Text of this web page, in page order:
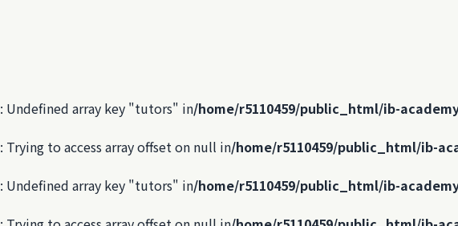
: Undefined array key "tutors" in/home/r5110459/public_html/ib-
: Trying to access array offset on null in/home/r5110459/public_html/ib-
: Undefined array key "tutors" in/home/r5110459/public_html/ib-